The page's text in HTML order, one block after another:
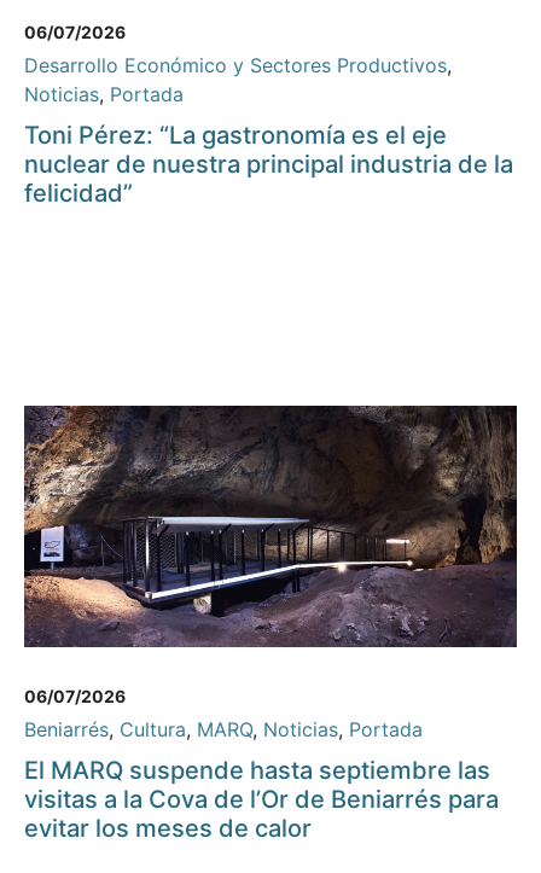
06/07/2026
Desarrollo Económico y Sectores Productivos,
Noticias, Portada
Toni Pérez: “La gastronomía es el eje
nuclear de nuestra principal industria de la
felicidad”
06/07/2026
Beniarrés, Cultura, MARQ, Noticias, Portada
El MARQ suspende hasta septiembre las
visitas a la Cova de l’Or de Beniarrés para
evitar los meses de calor